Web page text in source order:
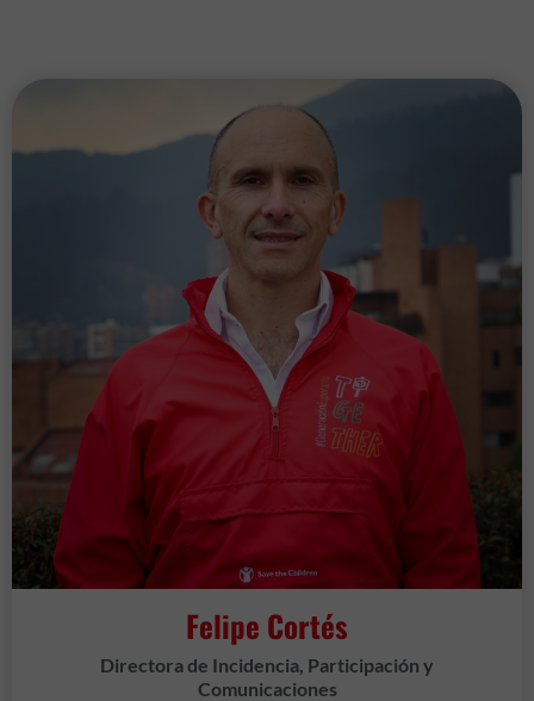
Felipe Cortés
Directora de Incidencia, Participación y
Comunicaciones​